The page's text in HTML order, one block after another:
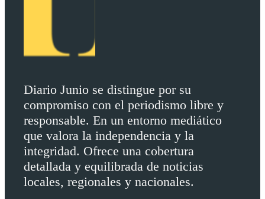
Diario Junio se distingue por su
compromiso con el periodismo libre y
responsable. En un entorno mediático
que valora la independencia y la
integridad. Ofrece una cobertura
detallada y equilibrada de noticias
locales, regionales y nacionales.